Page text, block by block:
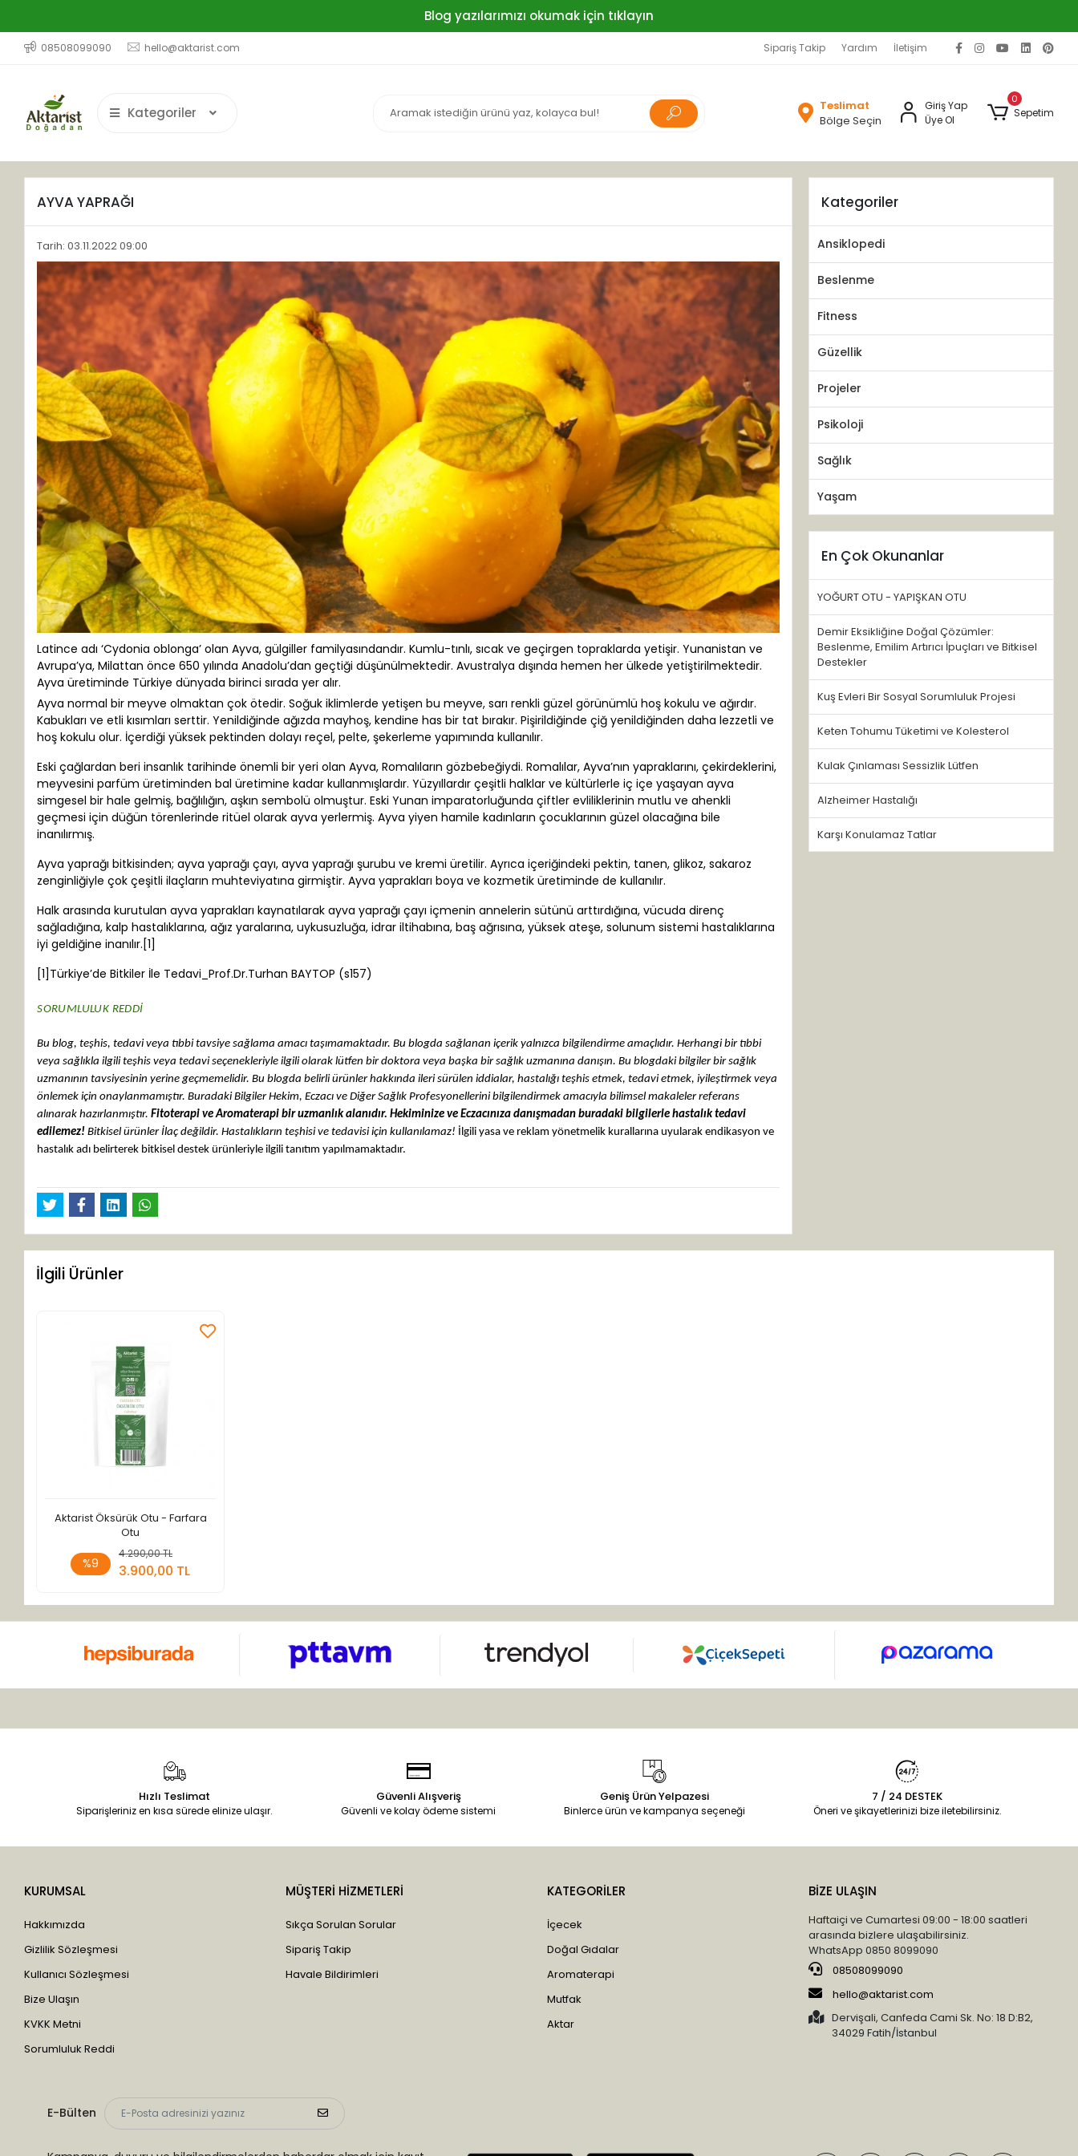
Blog yazılarımızı okumak için tıklayın
08508099090 hello@aktarist.com Sipariş Takip Yardım İletişim
Kategoriler
Teslimat
Bölge Seçin
Giriş Yap
Üye Ol
0
Sepetim
AYVA YAPRAĞI
Tarih: 03.11.2022 09:00
Latince adı ‘Cydonia oblonga’ olan Ayva, gülgiller familyasındandır. Kumlu-tınlı, sıcak ve geçirgen topraklarda yetişir. Yunanistan ve
Avrupa’ya, Milattan önce 650 yılında Anadolu’dan geçtiği düşünülmektedir. Avustralya dışında hemen her ülkede yetiştirilmektedir.
Ayva üretiminde Türkiye dünyada birinci sırada yer alır.
Ayva normal bir meyve olmaktan çok ötedir. Soğuk iklimlerde yetişen bu meyve, sarı renkli güzel görünümlü hoş kokulu ve ağırdır.
Kabukları ve etli kısımları serttir. Yenildiğinde ağızda mayhoş, kendine has bir tat bırakır. Pişirildiğinde çiğ yenildiğinden daha lezzetli ve
hoş kokulu olur. İçerdiği yüksek pektinden dolayı reçel, pelte, şekerleme yapımında kullanılır.
Eski çağlardan beri insanlık tarihinde önemli bir yeri olan Ayva, Romalıların gözbebeğiydi. Romalılar, Ayva’nın yapraklarını, çekirdeklerini,
meyvesini parfüm üretiminden bal üretimine kadar kullanmışlardır. Yüzyıllardır çeşitli halklar ve kültürlerle iç içe yaşayan ayva
simgesel bir hale gelmiş, bağlılığın, aşkın sembolü olmuştur. Eski Yunan imparatorluğunda çiftler evliliklerinin mutlu ve ahenkli
geçmesi için düğün törenlerinde ritüel olarak ayva yerlermiş. Ayva yiyen hamile kadınların çocuklarının güzel olacağına bile
inanılırmış.
Ayva yaprağı bitkisinden; ayva yaprağı çayı, ayva yaprağı şurubu ve kremi üretilir. Ayrıca içeriğindeki pektin, tanen, glikoz, sakaroz
zenginliğiyle çok çeşitli ilaçların muhteviyatına girmiştir. Ayva yaprakları boya ve kozmetik üretiminde de kullanılır.
Halk arasında kurutulan ayva yaprakları kaynatılarak ayva yaprağı çayı içmenin annelerin sütünü arttırdığına, vücuda direnç
sağladığına, kalp hastalıklarına, ağız yaralarına, uykusuzluğa, idrar iltihabına, baş ağrısına, yüksek ateşe, solunum sistemi hastalıklarına
iyi geldiğine inanılır.[1]
[1]Türkiye’de Bitkiler İle Tedavi_Prof.Dr.Turhan BAYTOP (s157)
SORUMLULUK REDDİ
Bu blog, teşhis, tedavi veya tıbbi tavsiye sağlama amacı taşımamaktadır. Bu blogda sağlanan içerik yalnızca bilgilendirme amaçlıdır. Herhangi bir tıbbi
veya sağlıkla ilgili teşhis veya tedavi seçenekleriyle ilgili olarak lütfen bir doktora veya başka bir sağlık uzmanına danışın. Bu blogdaki bilgiler bir sağlık
uzmanının tavsiyesinin yerine geçmemelidir. Bu blogda belirli ürünler hakkında ileri sürülen iddialar, hastalığı teşhis etmek, tedavi etmek, iyileştirmek veya
önlemek için onaylanmamıştır.Buradaki Bilgiler Hekim, Eczacı ve Diğer Sağlık Profesyonellerini bilgilendirmek amacıyla bilimsel makaleler referans
alınarak hazırlanmıştır.Fitoterapi ve Aromaterapi bir uzmanlık alanıdır. Hekiminize ve Eczacınıza danışmadan buradaki bilgilerle hastalık tedavi
edilemez! Bitkisel ürünler İlaç değildir. Hastalıkların teşhisi ve tedavisi için kullanılamaz! İlgili yasa ve reklam yönetmelik kurallarına uyularak endikasyon ve
hastalık adı belirterek bitkisel destek ürünleriyle ilgili tanıtım yapılmamaktadır.
Kategoriler
Ansiklopedi
Beslenme
Fitness
Güzellik
Projeler
Psikoloji
Sağlık
Yaşam
En Çok Okunanlar
YOĞURT OTU - YAPIŞKAN OTU
Demir Eksikliğine Doğal Çözümler:
Beslenme, Emilim Artırıcı İpuçları ve Bitkisel
Destekler
Kuş Evleri Bir Sosyal Sorumluluk Projesi
Keten Tohumu Tüketimi ve Kolesterol
Kulak Çınlaması Sessizlik Lütfen
Alzheimer Hastalığı
Karşı Konulamaz Tatlar
İlgili Ürünler
Aktarist Öksürük Otu - Farfara
Otu
%9
4.290,00 TL
3.900,00 TL
Sepete Ekle
Hızlı Teslimat
Siparişleriniz en kısa sürede elinize ulaşır.
Güvenli Alışveriş
Güvenli ve kolay ödeme sistemi
Geniş Ürün Yelpazesi
Binlerce ürün ve kampanya seçeneği
7 / 24 DESTEK
Öneri ve şikayetlerinizi bize iletebilirsiniz.
KURUMSAL
Hakkımızda
Gizlilik Sözleşmesi
Kullanıcı Sözleşmesi
Bize Ulaşın
KVKK Metni
Sorumluluk Reddi
MÜŞTERİ HİZMETLERİ
Sıkça Sorulan Sorular
Sipariş Takip
Havale Bildirimleri
KATEGORİLER
İçecek
Doğal Gıdalar
Aromaterapi
Mutfak
Aktar
BİZE ULAŞIN
Haftaiçi ve Cumartesi 09:00 - 18:00 saatleri
arasında bizlere ulaşabilirsiniz.
WhatsApp 0850 8099090
08508099090
hello@aktarist.com
Dervişali, Canfeda Cami Sk. No: 18 D:B2,
34029 Fatih/İstanbul
E-Bülten